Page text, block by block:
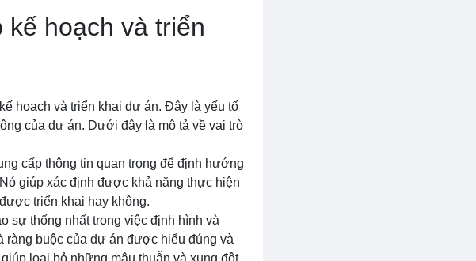
hoạch và triển
hoạch và triển khai dự án. Đây là yếu tố
của dự án. Dưới đây là mô tả về vai trò
cấp thông tin quan trọng để định hướng
giúp xác định được khả năng thực hiện
triển khai hay không.
sự thống nhất trong việc định hình và
ràng buộc của dự án được hiểu đúng và
loại bỏ những mâu thuẫn và xung đột